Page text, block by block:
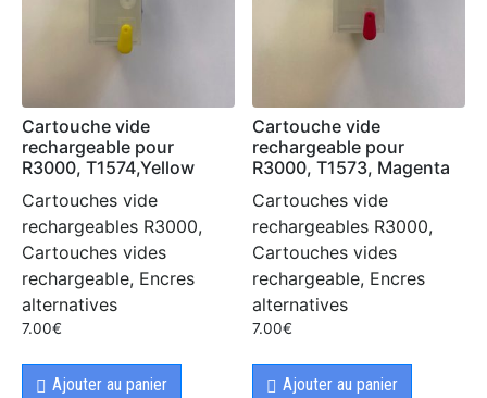
Cartouche vide
rechargeable pour
R3000, T1574,Yellow
Cartouches vide
rechargeables R3000,
Cartouches vides
rechargeable, Encres
alternatives
7.00€
Ajouter au panier
Cartouche vide
rechargeable pour
R3000, T1573, Magenta
Cartouches vide
rechargeables R3000,
Cartouches vides
rechargeable, Encres
alternatives
7.00€
Ajouter au panier